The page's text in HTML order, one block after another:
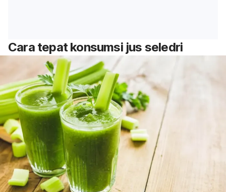
Cara tepat konsumsi jus seledri